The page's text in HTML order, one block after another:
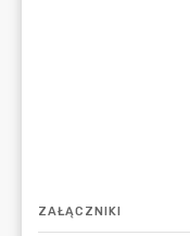
ZAŁĄCZNIKI